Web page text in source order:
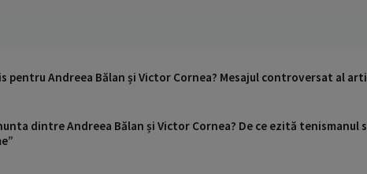
pentru Andreea Bălan și Victor Cornea? Mesajul controversat al
dintre Andreea Bălan și Victor Cornea? De ce ezită tenismanul